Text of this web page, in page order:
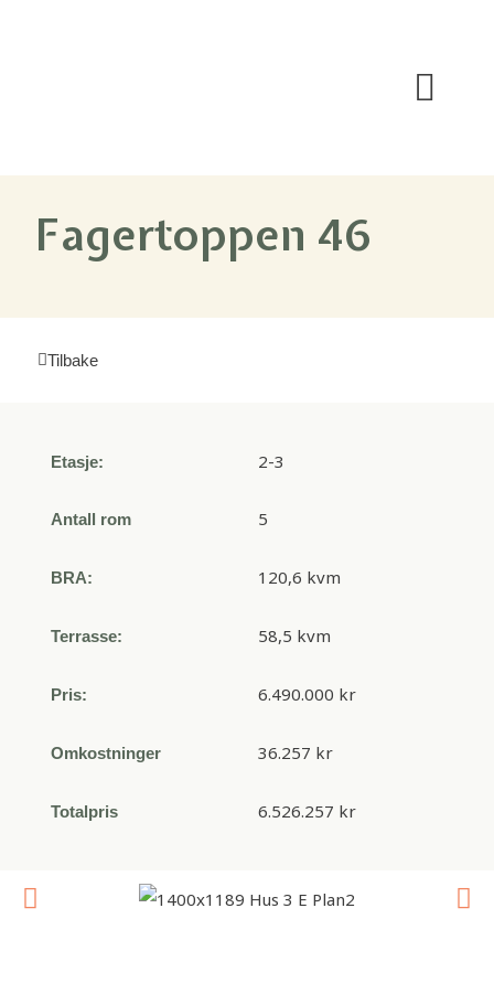
Fagertoppen 46
Tilbake
Etasje: 2-3
Antall rom 5
BRA: 120,6 kvm
Terrasse: 58,5 kvm
Pris: 6.490.000 kr
Omkostninger 36.257 kr
Totalpris 6.526.257 kr